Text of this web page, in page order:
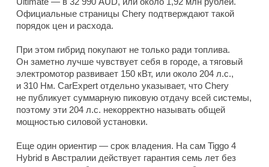
Официальные страницы Chery подтверждают такой
порядок цен и расхода.
При этом гибрид покупают не только ради топлива.
Он заметно лучше чувствует себя в городе, а тяговый
электромотор развивает 150 кВт, или около 204 л.с.,
и 310 Нм. CarExpert отдельно указывает, что Chery
не публикует суммарную пиковую отдачу всей системы,
поэтому эти 204 л.с. некорректно называть общей
мощностью силовой установки.
Еще один ориентир — срок владения. На сам Tiggo 4
Hybrid в Австралии действует гарантия семь лет без